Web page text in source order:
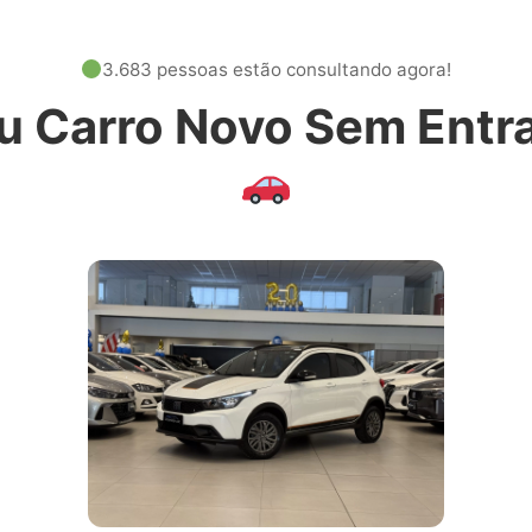
3.683 pessoas estão consultando agora!
Carro Novo Sem